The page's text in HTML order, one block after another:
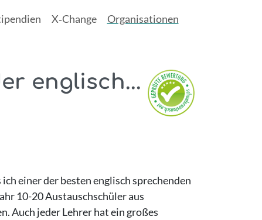
X‑Change Organisationen
englisch...
einer der besten englisch sprechenden
10-20 Austauschschüler aus
Auch jeder Lehrer hat ein großes